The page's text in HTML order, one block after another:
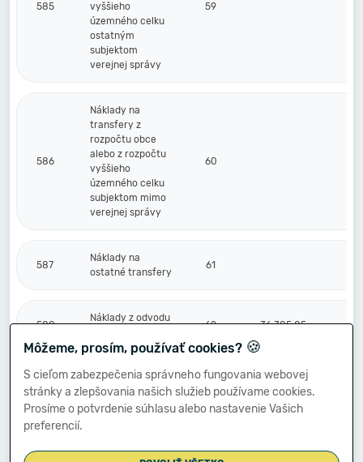
585
vyššieho
územného celku
ostatným
subjektom
verejnej správy
59
586
Náklady na
transfery z
rozpočtu obce
alebo z rozpočtu
vyššieho
územného celku
subjektom mimo
verejnej správy
60
587
Náklady na
ostatné transfery
61
588
Náklady z odvodu
62 36 305,05
589
Náklady z
budúceho odvodu
príjmov
63 1 271,82
Účtové skupiny
Môžeme, prosím, používať cookies? 🍪
S cieľom zabezpečenia správneho fungovania webovej
stránky a zlepšovania našich služieb používame cookies.
Prosíme o potvrdenie súhlasu alebo nastavenie Vašich
preferencií.